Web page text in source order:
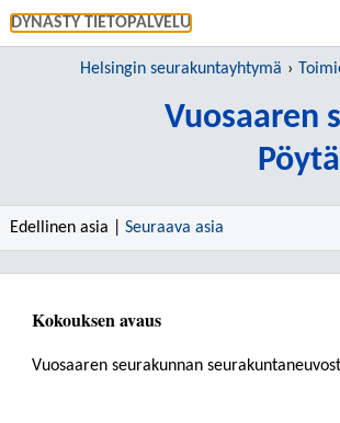
DYNASTY TIETOPALVELU
Helsingin seurakuntayhtymä
Vuosaaren
Edellinen asia | Seuraava asia
Kokouksen avaus
Vuosaaren seurakunnan